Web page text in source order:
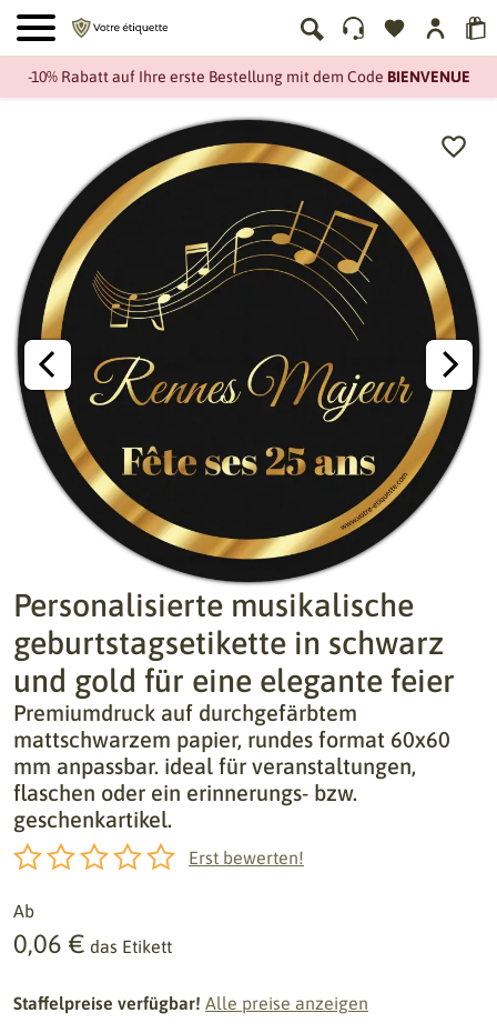
-10% Rabatt auf Ihre erste Bestellung mit dem Code BIENVENUE
Personalisierte musikalische
geburtstagsetikette in schwarz
und gold für eine elegante feier
Premiumdruck auf durchgefärbtem
mattschwarzem papier, rundes format 60x60
mm anpassbar. ideal für veranstaltungen,
flaschen oder ein erinnerungs- bzw.
geschenkartikel.
Erst bewerten!
Ab
0,06 € das Etikett
Staffelpreise verfügbar! Alle preise anzeigen